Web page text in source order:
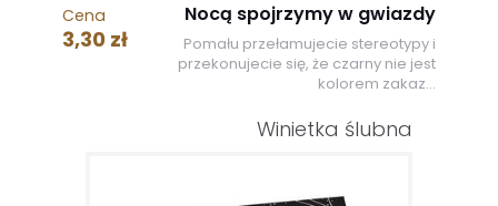
Cena
3,30 zł
Nocą spojrzymy w gwiazdy
Pomału przełamujecie stereotypy i
przekonujecie się, że czarny nie jest
kolorem zakaz...
Winietka ślubna